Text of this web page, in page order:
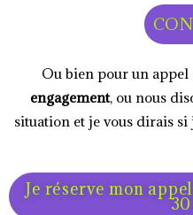
Ou bien pour un appel
engagement, ou nous
situation et je vous dirais
Je réserve mon